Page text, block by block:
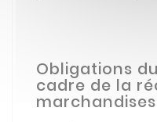
Obligations
cadre de la
marchandises